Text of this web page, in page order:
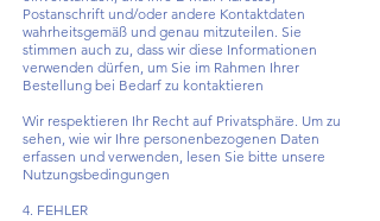
Postanschrift und/oder andere Kontaktdaten
wahrheitsgemäß und genau mitzuteilen. Sie
stimmen auch zu, dass wir diese Informationen
verwenden dürfen, um Sie im Rahmen Ihrer
Bestellung bei Bedarf zu kontaktieren
Wir respektieren Ihr Recht auf Privatsphäre. Um zu
sehen, wie wir Ihre personenbezogenen Daten
erfassen und verwenden, lesen Sie bitte unsere
Nutzungsbedingungen
4. FEHLER